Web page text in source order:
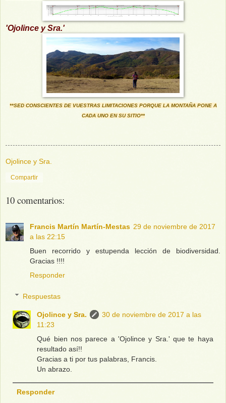
'Ojolince y Sra.'
**SED CONSCIENTES DE VUESTRAS LIMITACIONES PORQUE LA MONTAÑA PONE A
CADA UNO EN SU SITIO**
Ojolince y Sra.
Compartir
10 comentarios:
Francis Martín Martín-Mestas 29 de noviembre de 2017
a las 22:15
Buen recorrido y estupenda lección de biodiversidad.
Gracias !!!!
Responder
Respuestas
Ojolince y Sra.
30 de noviembre de 2017 a las
11:23
Qué bien nos parece a 'Ojolince y Sra.' que te haya
resultado así!!
Gracias a ti por tus palabras, Francis.
Un abrazo.
Responder